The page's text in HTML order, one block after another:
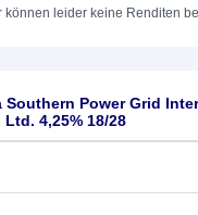
können leider keine Renditen
Southern Power Grid
4,25% 18/28